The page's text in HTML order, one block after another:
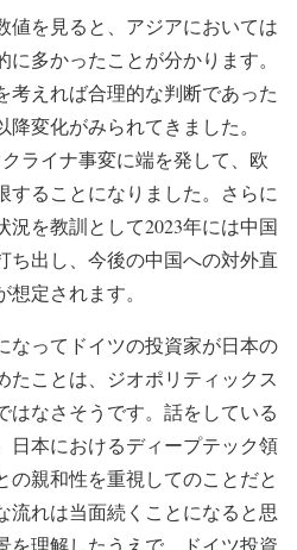
値を見ると、アジアにおいては
多かったことが分かります。
考えれば合理的な判断であった
変化がみられてきました。
ライナ事変に端を発して、欧
することになりました。さらに
況を教訓として2023年には中国
ち出し、今後の中国への対外直
定されます。
なってドイツの投資家が日本の
たことは、ジオポリティックス
はなさそうです。話をしている
日本におけるディープテック領
の親和性を重視してのことだと
流れは当面続くことになると思
を理解したうえで、ドイツ投資